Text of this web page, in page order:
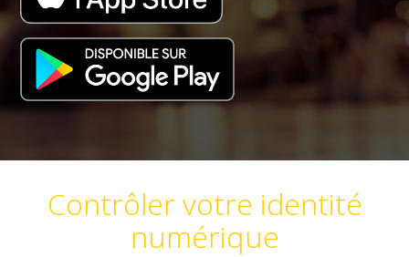
Contrôler votre identité
numérique